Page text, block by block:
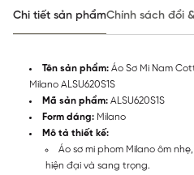
Chi tiết sản phẩmChính sách đổi
Tên sản phẩm: Áo Sơ Mi Nam
Milano ALSU620S1S
Mã sản phẩm: ALSU620S1S
Form dáng: Milano
Mô tả thiết kế:
Áo sơ mi phom Milano ôm
hiện đại và sang trọng.